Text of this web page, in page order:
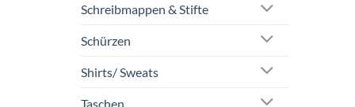
Schreibmappen & Stifte
Schürzen
Shirts/ Sweats
Taschen